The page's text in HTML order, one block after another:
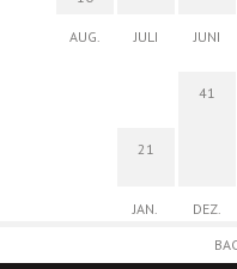
AUG. JULI JUNI
21
JAN.
41
DEZ.